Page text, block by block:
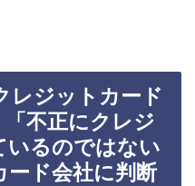
レジットカード
不正にクレジ
いるのではない
ド会社に判断